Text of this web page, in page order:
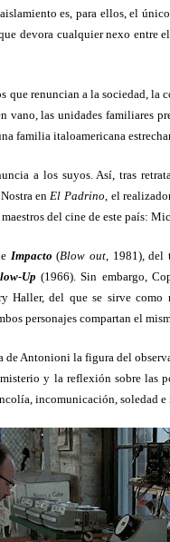
MR. ROBOT
MISFITS
POR TRECE
RUBICON
SEX
STRANGER
THE KILLING
THE WIRE
TRUE BLOOD
TWIN PEAKS
VEEP
WEEDS
es, para ellos, el
devora cualquier nexo entre
que renuncian a la sociedad, la
vano, las unidades familiares
familia italoamericana
a los suyos. Así, tras
enEl Padrino, el
del cine de este país:
Impacto (Blow out, 1981), del
Up (1966). Sin embargo,
Haller, del que se sirve
personajes compartan el
de Antonioni la figura del
y la reflexión sobre las
incomunicación, soledad